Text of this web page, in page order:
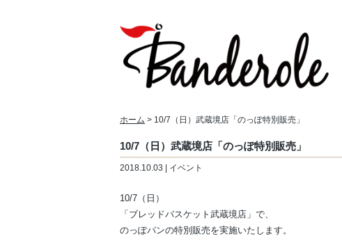
ホーム > 10/7（日）武蔵境店「のっぽ特別販売」
10/7（日）武蔵境店「のっぽ特別販売」
2018.10.03 | イベント
10/7（日）
「ブレッドバスケット武蔵境店」で、
のっぽパンの特別販売を実施いたします。